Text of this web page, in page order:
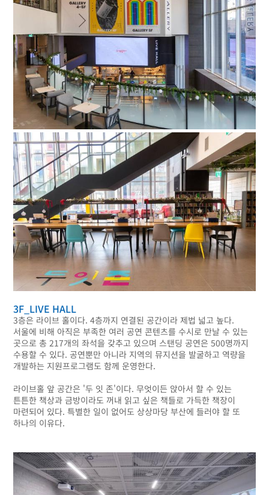
3F_LIVE HALL
3층은 라이브 홀이다. 4층까지 연결된 공간이라 제법 넓고 높다.
서울에 비해 아직은 부족한 여러 공연 콘텐츠를 수시로 만날 수 있는
곳으로 총 217개의 좌석을 갖추고 있으며 스탠딩 공연은 500명까지
수용할 수 있다. 공연뿐만 아니라 지역의 뮤지션을 발굴하고 역량을
개발하는 지원프로그램도 함께 운영한다.
라이브홀 앞 공간은 '두 잇 존'이다. 무엇이든 앉아서 할 수 있는
튼튼한 책상과 금방이라도 꺼내 읽고 싶은 책들로 가득한 책장이
마련되어 있다. 특별한 일이 없어도 상상마당 부산에 들러야 할 또
하나의 이유다.